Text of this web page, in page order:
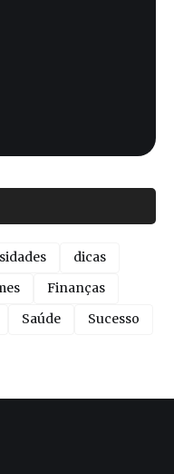
dicas
Finanças
Saúde
Sucesso